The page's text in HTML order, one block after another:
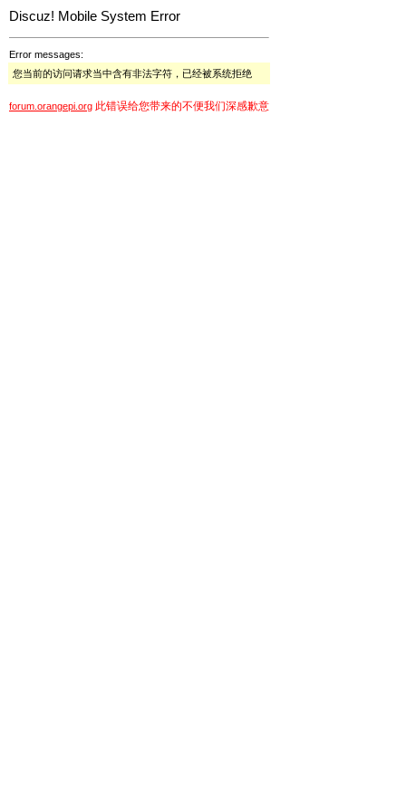
Discuz! Mobile System Error
Error messages:
您当前的访问请求当中含有非法字符，已经被系统拒绝
forum.orangepi.org 此错误给您带来的不便我们深感歉意